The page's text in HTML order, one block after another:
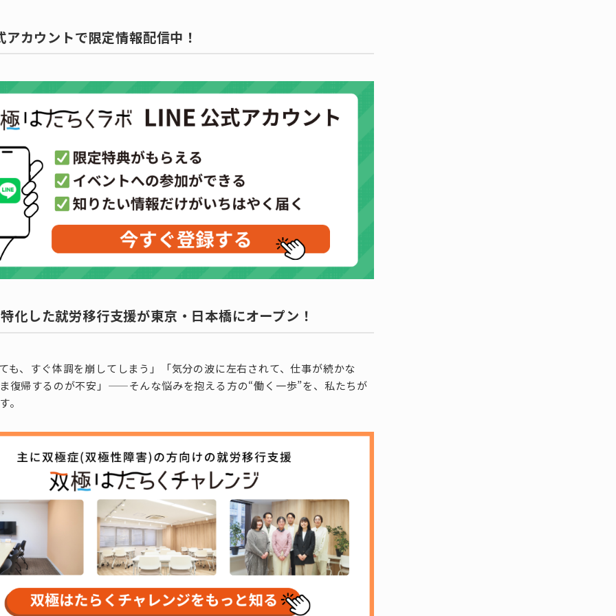
カウントで限定情報配信中！
化した就労移行支援が東京・日本橋にオープン！
も、すぐ体調を崩してしまう」「気分の波に左右されて、仕事が続かな
復帰するのが不安」——そんな悩みを抱える方の“働く一歩”を、私たちが
。